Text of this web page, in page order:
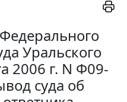
Уральского
2006 г. N Ф09-
суда об